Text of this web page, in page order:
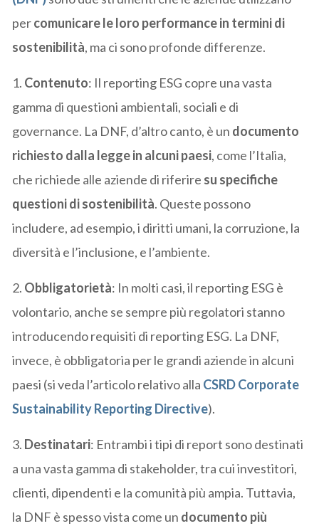
percomunicare le loro performance in termini di
sostenibilità, ma ci sono profonde differenze.
1. Contenuto: Il reporting ESG copre una vasta
gamma di questioni ambientali, sociali e di
governance. La DNF, d’altro canto, è un documento
richiesto dalla legge in alcuni paesi, come l’Italia,
che richiede alle aziende di riferire su specifiche
questioni di sostenibilità. Queste possono
includere, ad esempio, i diritti umani, la corruzione, la
diversità e l’inclusione, e l’ambiente.
2. Obbligatorietà: In molti casi, il reporting ESG è
volontario, anche se sempre più regolatori stanno
introducendo requisiti di reporting ESG. La DNF,
invece, è obbligatoria per le grandi aziende in alcuni
paesi (si veda l’articolo relativo alla CSRD Corporate
Sustainability Reporting Directive).
3. Destinatari: Entrambi i tipi di report sono destinati
a una vasta gamma di stakeholder, tra cui investitori,
clienti, dipendenti e la comunità più ampia. Tuttavia,
la DNF è spesso vista come un documento più